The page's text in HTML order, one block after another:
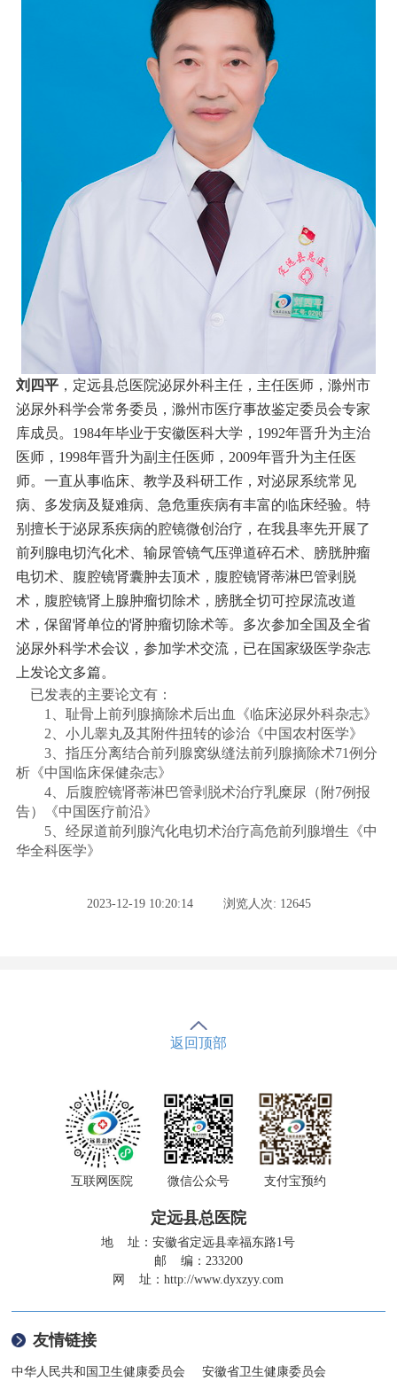
刘四平，定远县总医院泌尿外科主任，主任医师，滁州市
泌尿外科学会常务委员，滁州市医疗事故鉴定委员会专家
库成员。1984年毕业于安徽医科大学，1992年晋升为主治
医师，1998年晋升为副主任医师，2009年晋升为主任医
师。一直从事临床、教学及科研工作，对泌尿系统常见
病、多发病及疑难病、急危重疾病有丰富的临床经验。特
别擅长于泌尿系疾病的腔镜微创治疗，在我县率先开展了
前列腺电切汽化术、输尿管镜气压弹道碎石术、膀胱肿瘤
电切术、腹腔镜肾囊肿去顶术，腹腔镜肾蒂淋巴管剥脱
术，腹腔镜肾上腺肿瘤切除术，膀胱全切可控尿流改道
术，保留肾单位的肾肿瘤切除术等。多次参加全国及全省
泌尿外科学术会议，参加学术交流，已在国家级医学杂志
上发论文多篇。
已发表的主要论文有：
1、耻骨上前列腺摘除术后出血《临床泌尿外科杂志》
2、小儿睾丸及其附件扭转的诊治《中国农村医学》
3、指压分离结合前列腺窝纵缝法前列腺摘除术71例分
析《中国临床保健杂志》
4、后腹腔镜肾蒂淋巴管剥脱术治疗乳糜尿（附7例报
告）《中国医疗前沿》
5、经尿道前列腺汽化电切术治疗高危前列腺增生《中
华全科医学》
2023-12-19 10:20:14 浏览人次: 12645
返回顶部
互联网医院 微信公众号 支付宝预约
定远县总医院
地 址：安徽省定远县幸福东路1号
邮 编：233200
网 址：http://www.dyxzyy.com
友情链接
中华人民共和国卫生健康委员会 安徽省卫生健康委员会